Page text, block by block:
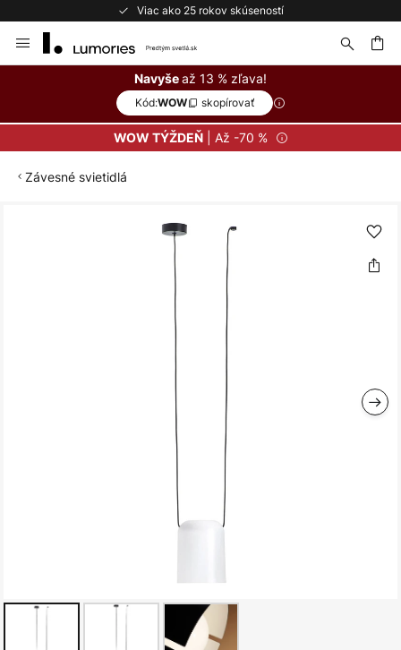
Viac ako 25 rokov skúseností
to
Navyšeaž 13 % zľava!
Kód:WOW skopírovať
WOW TÝŽDEŇ| Až -70 %
Závesné svietidlá